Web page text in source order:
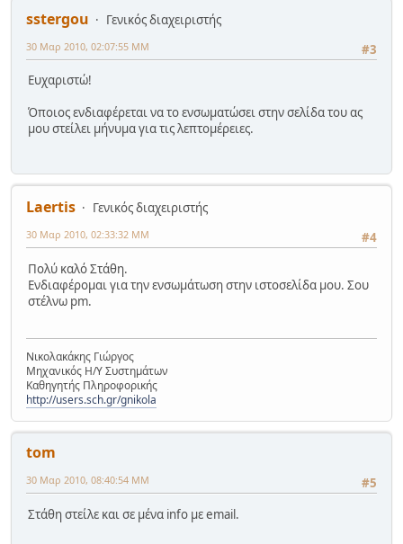
sstergou
Γενικός διαχειριστής
#3
30 Μαρ 2010, 02:07:55 ΜΜ
Ευχαριστώ!
Όποιος ενδιαφέρεται να το ενσωματώσει στην σελίδα του ας
μου στείλει μήνυμα για τις λεπτομέρειες.
Laertis
Γενικός διαχειριστής
#4
30 Μαρ 2010, 02:33:32 ΜΜ
Πολύ καλό Στάθη.
Ενδιαφέρομαι για την ενσωμάτωση στην ιστοσελίδα μου. Σου
στέλνω pm.
Νικολακάκης Γιώργος
Μηχανικός Η/Υ Συστημάτων
Καθηγητής Πληροφορικής
http://users.sch.gr/gnikola
tom
#5
30 Μαρ 2010, 08:40:54 ΜΜ
Στάθη στείλε και σε μένα info με email.